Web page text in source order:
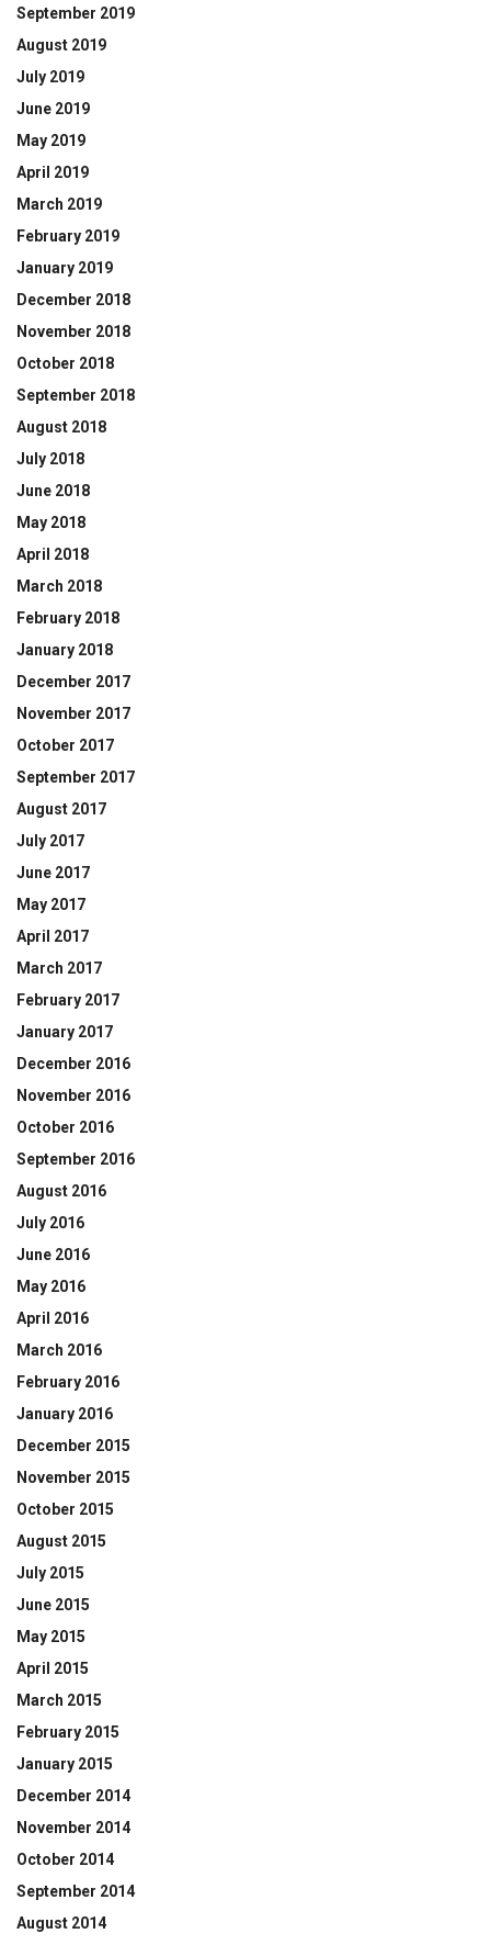
September 2019
August 2019
July 2019
June 2019
May 2019
April 2019
March 2019
February 2019
January 2019
December 2018
November 2018
October 2018
September 2018
August 2018
July 2018
June 2018
May 2018
April 2018
March 2018
February 2018
January 2018
December 2017
November 2017
October 2017
September 2017
August 2017
July 2017
June 2017
May 2017
April 2017
March 2017
February 2017
January 2017
December 2016
November 2016
October 2016
September 2016
August 2016
July 2016
June 2016
May 2016
April 2016
March 2016
February 2016
January 2016
December 2015
November 2015
October 2015
August 2015
July 2015
June 2015
May 2015
April 2015
March 2015
February 2015
January 2015
December 2014
November 2014
October 2014
September 2014
August 2014